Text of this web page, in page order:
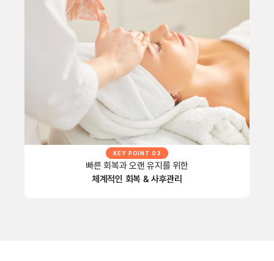
KEY POINT 03
빠른 회복과 오랜 유지를 위한
체계적인 회복 & 사후관리